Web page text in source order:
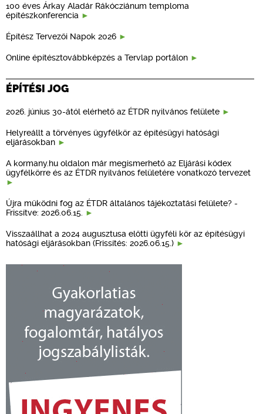
100 éves Árkay Aladár Rákócziánum temploma
építészkonferencia
Építész Tervezői Napok 2026
Online építésztovábbképzés a Tervlap portálon
ÉPÍTÉSI JOG
2026. június 30-ától elérhető az ÉTDR nyilvános felülete
Helyreállt a törvényes ügyfélkör az építésügyi hatósági
eljárásokban
A kormany.hu oldalon már megismerhető az Eljárási kódex
ügyfélkörre és az ÉTDR nyilvános felületére vonatkozó tervezet
Újra működni fog az ÉTDR általános tájékoztatási felülete? -
Frissítve: 2026.06.15.
Visszaállhat a 2024 augusztusa előtti ügyféli kör az építésügyi
hatósági eljárásokban (Frissítés: 2026.06.15.)